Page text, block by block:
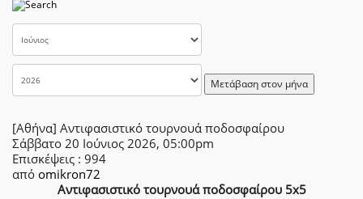
Μετάβαση στον μήνα
[Αθήνα] Αντιφασιστικό τουρνουά ποδοσφαίρου
Σάββατο 20 Ιούνιος 2026, 05:00pm
Επισκέψεις : 994
από omikron72
Αντιφασιστικό τουρνουά ποδοσφαίρου 5x5